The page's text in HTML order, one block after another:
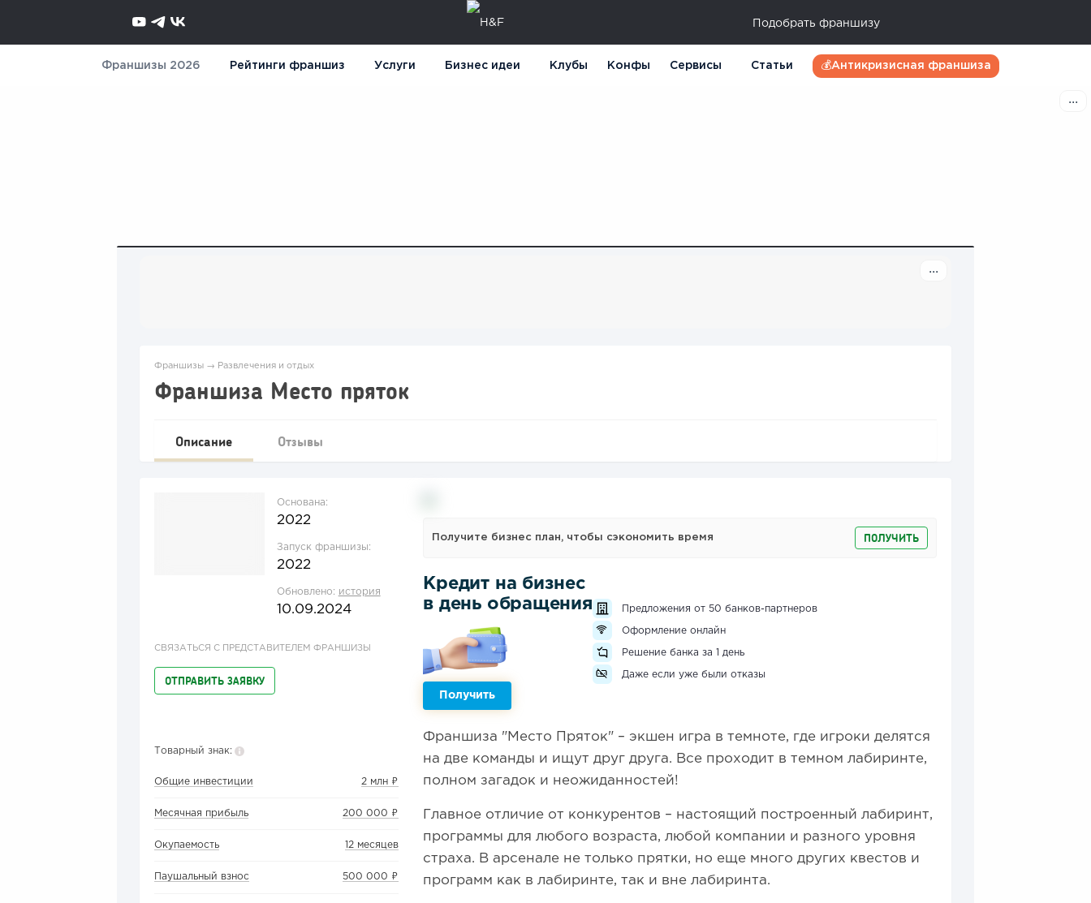
Подобрать франшизу
Франшизы 2026 Рейтинги франшиз Услуги Бизнес идеи Клубы Конфы Сервисы Статьи 💰Антикризисная франшиза
Франшизы → Развлечения и отдых
Франшиза Место пряток
Описание Отзывы
Основана:
2022
Запуск франшизы:
2022
Обновлено: история
10.09.2024
СВЯЗАТЬСЯ С ПРЕДСТАВИТЕЛЕМ ФРАНШИЗЫ
ОТПРАВИТЬ ЗАЯВКУ
Товарный знак:
Общие инвестиции 2 млн ₽
Месячная прибыль 200 000 ₽
Окупаемость 12 месяцев
Паушальный взнос 500 000 ₽
Получите бизнес план, чтобы сэкономить время ПОЛУЧИТЬ
Кредит на бизнес
в день обращения
Получить
Предложения от 50 банков-партнеров
Оформление онлайн
Решение банка за 1 день
Даже если уже были отказы
Франшиза "Место Пряток" – экшен игра в темноте, где игроки делятся
на две команды и ищут друг друга. Все проходит в темном лабиринте,
полном загадок и неожиданностей!
Главное отличие от конкурентов – настоящий построенный лабиринт,
программы для любого возраста, любой компании и разного уровня
страха. В арсенале не только прятки, но еще много других квестов и
программ как в лабиринте, так и вне лабиринта.